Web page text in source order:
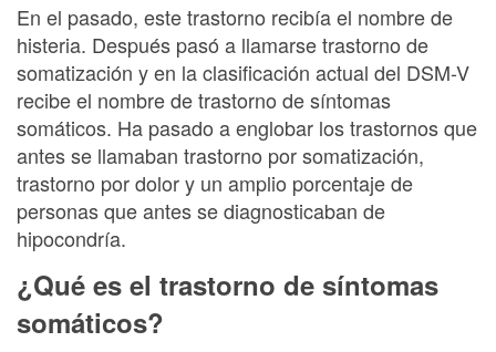
En el pasado, este trastorno recibía el nombre de
histeria. Después pasó a llamarse trastorno de
somatización y en la clasificación actual del DSM-V
recibe el nombre de trastorno de síntomas
somáticos. Ha pasado a englobar los trastornos que
antes se llamaban trastorno por somatización,
trastorno por dolor y un amplio porcentaje de
personas que antes se diagnosticaban de
hipocondría.
¿Qué es el trastorno de síntomas
somáticos?